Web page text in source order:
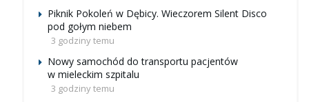
Piknik Pokoleń w Dębicy. Wieczorem Silent Disco
pod gołym niebem
3 godziny temu
Nowy samochód do transportu pacjentów
w mieleckim szpitalu
3 godziny temu